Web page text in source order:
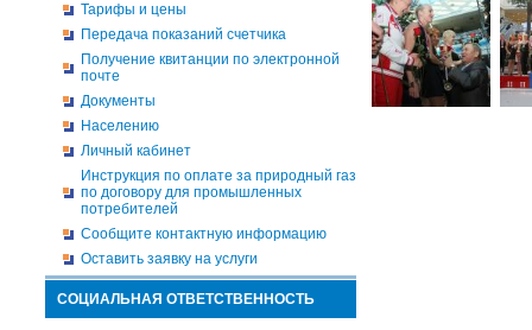
Тарифы и цены
Передача показаний счетчика
Получение квитанции по электронной
почте
Документы
Населению
Личный кабинет
Инструкция по оплате за природный газ
по договору для промышленных
потребителей
Сообщите контактную информацию
Оставить заявку на услуги
СОЦИАЛЬНАЯ ОТВЕТСТВЕННОСТЬ